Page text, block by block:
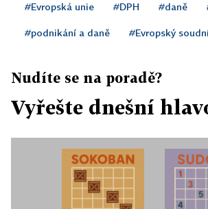
#Evropská unie #DPH #daně
#podnikání a daně #Evropský
Nudíte se na poradě?
Vyřešte dnešní